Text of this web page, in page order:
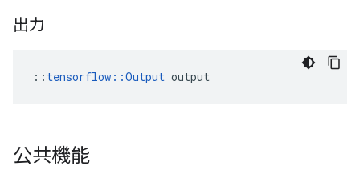
出力
:: tensorflow::Output output
公共機能